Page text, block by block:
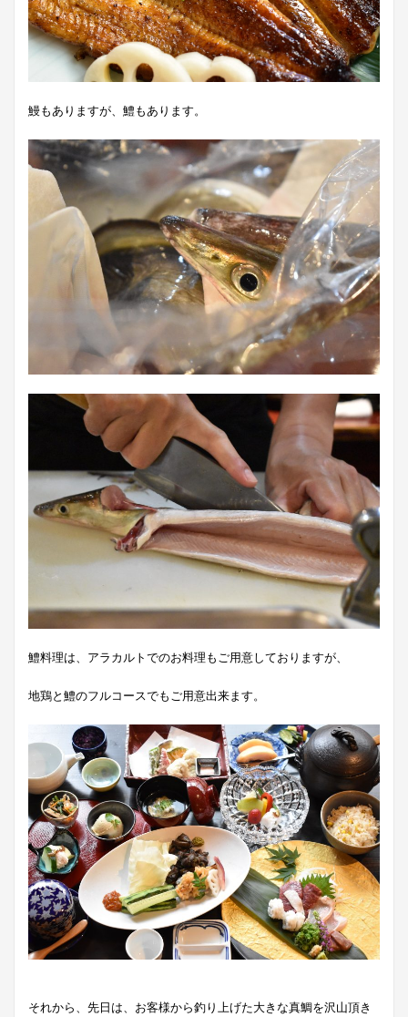
鰻もありますが、鱧もあります。
鱧料理は、アラカルトでのお料理もご用意しておりますが、
地鶏と鱧のフルコースでもご用意出来ます。
それから、先日は、お客様から釣り上げた大きな真鯛を沢山頂き